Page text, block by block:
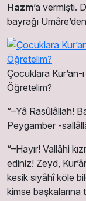
Hazm’a vermişti.
bayrağı
Çocuklara Kur’an-ı
Öğretelim?
“–Yâ Rasûlâllah!
Peygamber -
“–Hayır! Vallâhi
ediniz! Zeyd,
kesik siyâhî köle
kimse başkalarına